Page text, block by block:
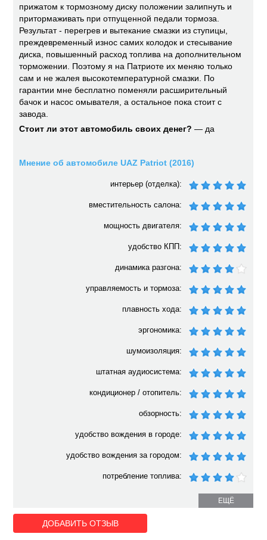
прижатом к тормозному диску положении залипнуть и
притормаживать при отпущенной педали тормоза.
Результат - перегрев и вытекание смазки из ступицы,
преждевременный износ самих колодок и стесывание
диска, повышенный расход топлива на дополнительном
торможении. Поэтому я на Патриоте их меняю только
сам и не жалея высокотемпературной смазки. По
гарантии мне бесплатно поменяли расширительный
бачок и насос омывателя, а остальное пока стоит с
завода.
Стоит ли этот автомобиль своих денег? — да
Мнение об автомобиле UAZ Patriot (2016)
интерьер (отделка):
вместительность салона:
мощность двигателя:
удобство КПП:
динамика разгона:
управляемость и тормоза:
плавность хода:
эргономика:
шумоизоляция:
штатная аудиосистема:
кондиционер / отопитель:
обзорность:
удобство вождения в городе:
удобство вождения за городом:
потребление топлива:
ЕЩЁ
ДОБАВИТЬ ОТЗЫВ